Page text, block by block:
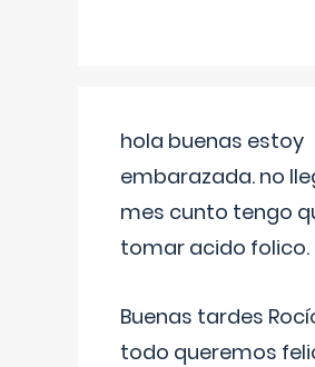
hola buenas estoy
embarazada. no
mes cunto tengo
tomar acido folico.
Buenas tardes
todo queremos